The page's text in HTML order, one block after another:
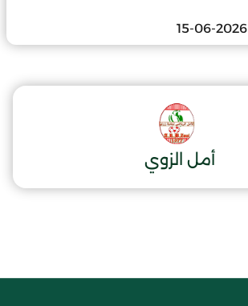
2026-06-15
أمل الزوي